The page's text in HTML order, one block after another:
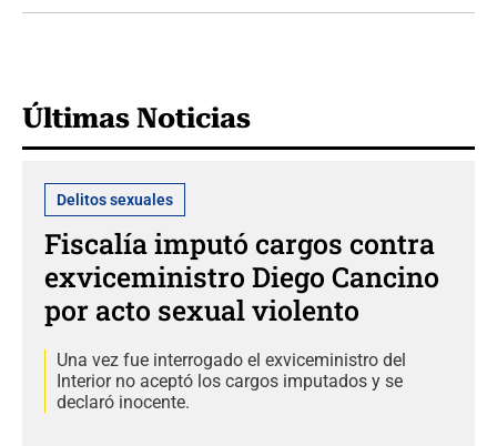
Últimas Noticias
Delitos sexuales
Fiscalía imputó cargos contra
exviceministro Diego Cancino
por acto sexual violento
Una vez fue interrogado el exviceministro del
Interior no aceptó los cargos imputados y se
declaró inocente.